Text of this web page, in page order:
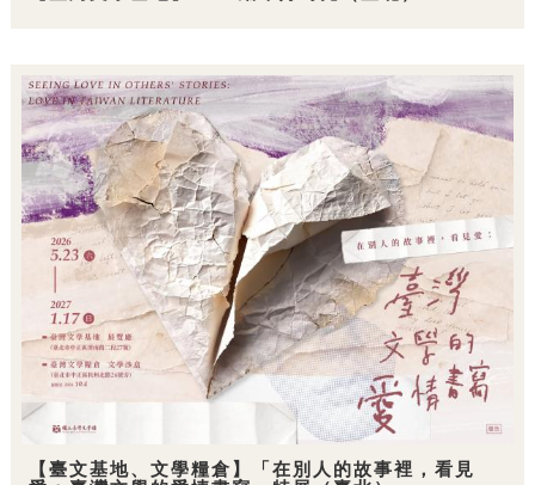
【臺文基地、文學糧倉】「在別人的故事裡，看見